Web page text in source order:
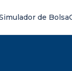
de Bolsa